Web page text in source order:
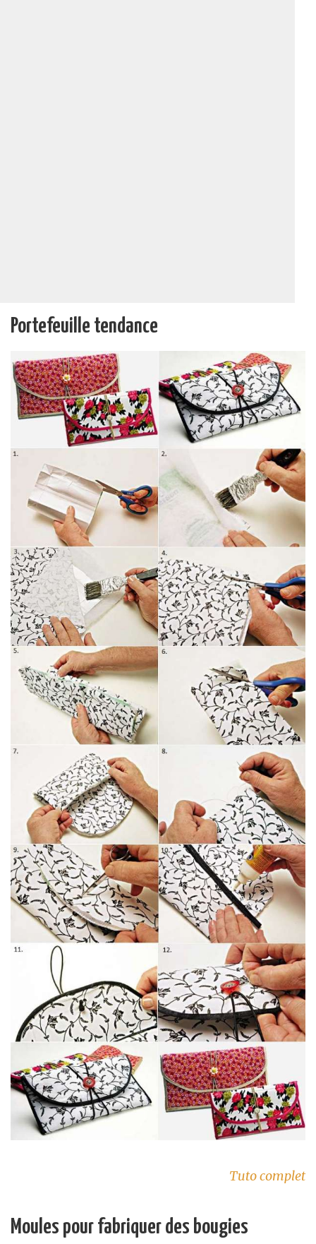
Portefeuille tendance
Tuto complet
Moules pour fabriquer des bougies